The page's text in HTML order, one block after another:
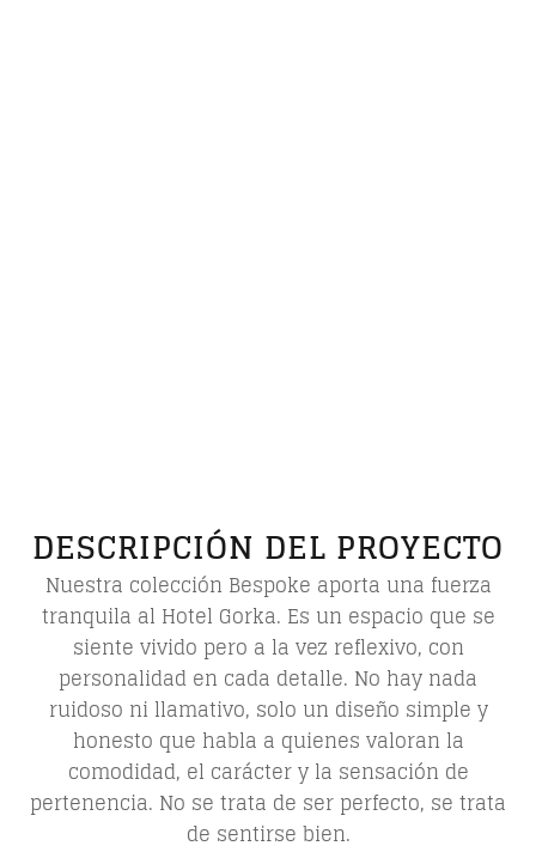
DESCRIPCIÓN DEL PROYECTO
Nuestra colección Bespoke aporta una fuerza
tranquila al Hotel Gorka. Es un espacio que se
siente vivido pero a la vez reflexivo, con
personalidad en cada detalle. No hay nada
ruidoso ni llamativo, solo un diseño simple y
honesto que habla a quienes valoran la
comodidad, el carácter y la sensación de
pertenencia. No se trata de ser perfecto, se trata
de sentirse bien.